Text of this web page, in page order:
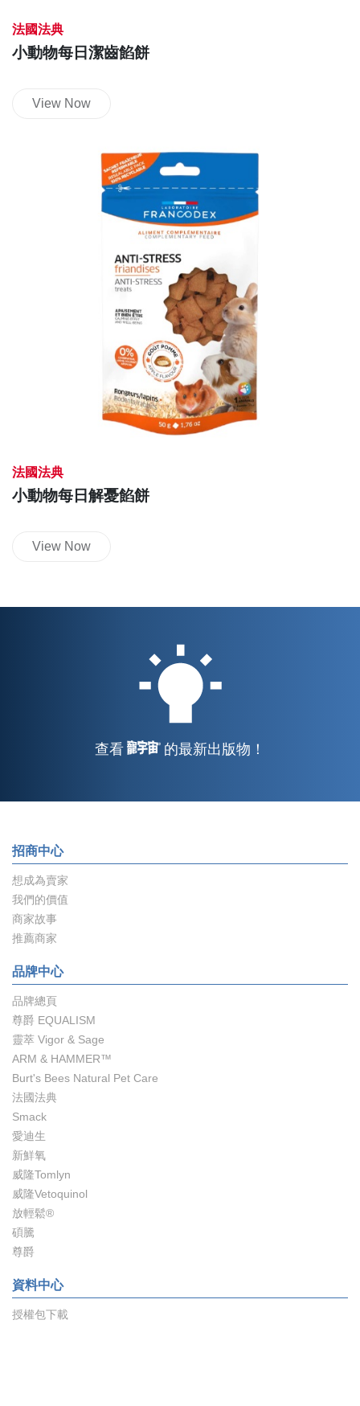
法國法典
小動物每日潔齒餡餅
View Now
法國法典
小動物每日解憂餡餅
View Now
查看 的最新出版物！
招商中心
想成為賣家
我們的價值
商家故事
推薦商家
品牌中心
品牌總頁
尊爵 EQUALISM
靈萃 Vigor & Sage
ARM & HAMMER™
Burt's Bees Natural Pet Care
法國法典
Smack
愛迪生
新鮮氧
威隆Tomlyn
威隆Vetoquinol
放輕鬆®️
碩騰
尊爵
資料中心
授權包下載